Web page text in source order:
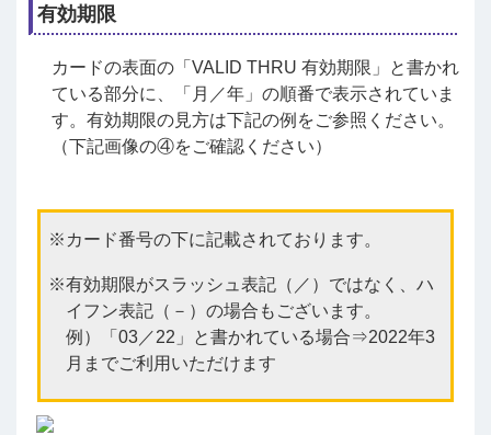
有効期限
カードの表面の「VALID THRU 有効期限」と書かれ
ている部分に、「月／年」の順番で表示されていま
す。有効期限の見方は下記の例をご参照ください。
（下記画像の④をご確認ください）
カード番号の下に記載されております。
有効期限がスラッシュ表記（／）ではなく、ハ
イフン表記（－）の場合もございます。
例）「03／22」と書かれている場合⇒2022年3
月までご利用いただけます